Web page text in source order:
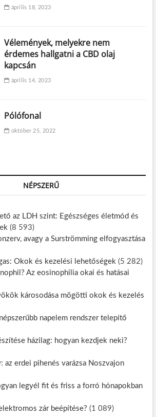
április 18, 2023
Vélemények, melyekre nem
érdemes hallgatni a CBD olaj
kapcsán
április 14, 2023
Pólófonal
október 25, 2022
NÉPSZERŰ
az LDH szint: Egészséges életmód és
(8 593)
avagy a Surströmming elfogyasztása
Okok és kezelési lehetőségek (5 282)
Az eosinophilia okai és hatásai
károsodása mögötti okok és kezelés
napelem rendszer telepítő
házilag: hogyan kezdjek neki?
az erdei pihenés varázsa Noszvajon
legyél fit és friss a forró hónapokban
zár beépítése? (1 089)